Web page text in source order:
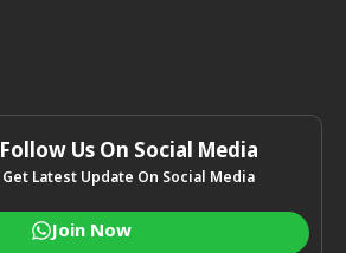
Follow Us On Social Media
Get Latest Update On Social Media
Join Now